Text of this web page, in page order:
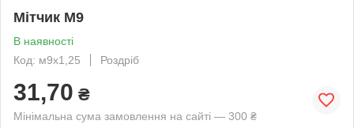
Мітчик М9
В наявності
Код: м9х1,25
Роздріб
31,70 ₴
Мінімальна сума замовлення на сайті — 300 ₴